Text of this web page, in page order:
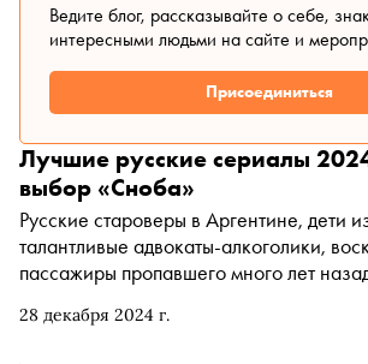
Ведите блог, рассказывайте о себе,
интересными людьми на сайте и
Присоединиться
28 декабря 2024 г.
Лучшие русские сериалы
выбор «Сноба»
Русские староверы в Аргентине, дети
талантливые адвокаты-алкоголики,
пассажиры пропавшего много лет
платформах в 2024 году